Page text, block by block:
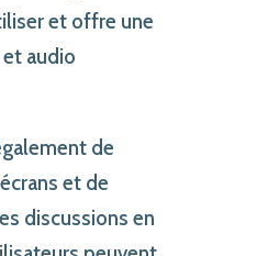
et offre une
audio
de
et de
discussions en